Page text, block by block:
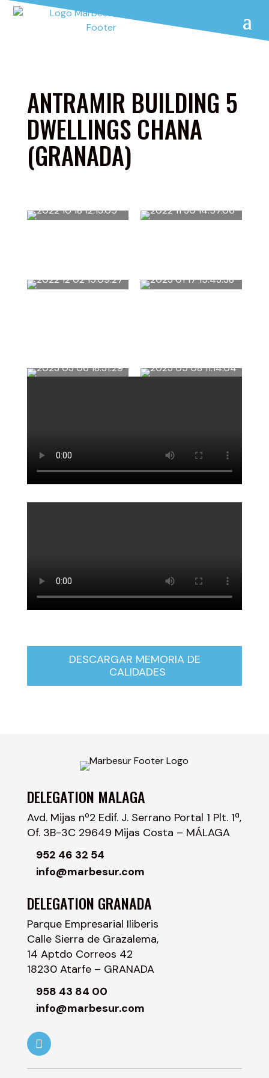
ANTRAMIR BUILDING 5
DWELLINGS CHANA
(GRANADA)
DESCARGAR MEMORIA DE
CALIDADES
DELEGATION MALAGA
Avd. Mijas nº2 Edif. J. Serrano Portal 1 Plt. 1ª,
Of. 3B-3C 29649 Mijas Costa – MÁLAGA
952 46 32 54
info@marbesur.com
DELEGATION GRANADA
Parque Empresarial Iliberis
Calle Sierra de Grazalema,
14 Aptdo Correos 42
18230 Atarfe – GRANADA
958 43 84 00
info@marbesur.com